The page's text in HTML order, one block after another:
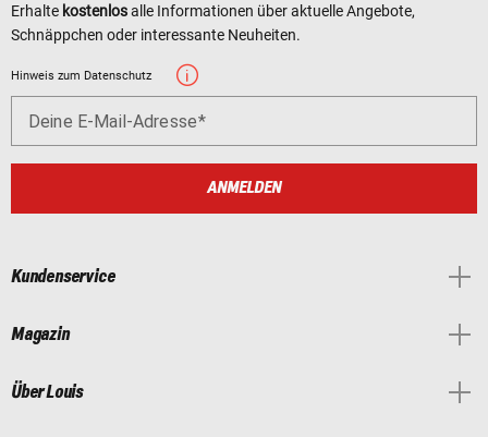
Erhalte kostenlosalle Informationen über aktuelle Angebote,
Schnäppchen oder interessante Neuheiten.
Hinweis zum Datenschutz
Deine E-Mail-Adresse
ANMELDEN
Kundenservice
Magazin
Über Louis